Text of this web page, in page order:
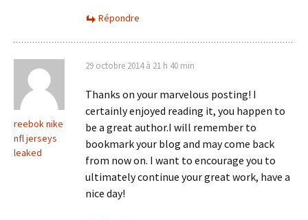
Répondre
reebok nike
nfl jerseys
leaked
29 octobre 2014 à 21 h 40 min
Thanks on your marvelous posting! I
certainly enjoyed reading it, you happen to
be a great author.I will remember to
bookmark your blog and may come back
from now on. I want to encourage you to
ultimately continue your great work, have a
nice day!